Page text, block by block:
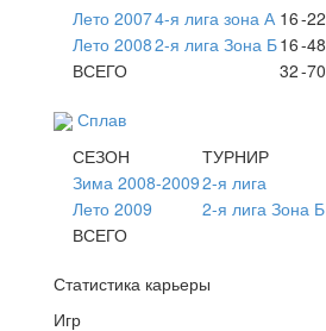
Лето 20074-я лига зона А 16-22
Лето 20082-я лига Зона Б16-48
ВСЕГО
32-70
Сплав
СЕЗОН
ТУРНИР
Зима 2008-20092-я лига
Лето 2009
2-я лига Зона Б
ВСЕГО
Статистика карьеры
Игр